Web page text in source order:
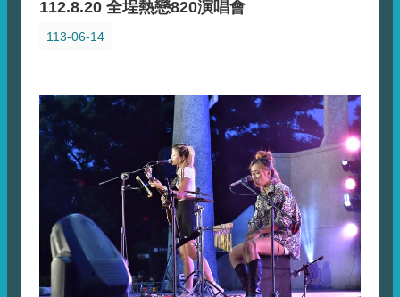
112.8.20 全埕熱戀820演唱會
113-06-14